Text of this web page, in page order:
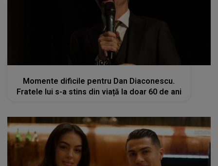
kanald2.ro
Momente dificile pentru Dan Diaconescu.
Fratele lui s-a stins din viață la doar 60 de ani